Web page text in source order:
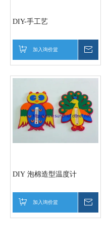
DIY-手工艺
加入询价篮
DIY 泡棉造型温度计
加入询价篮